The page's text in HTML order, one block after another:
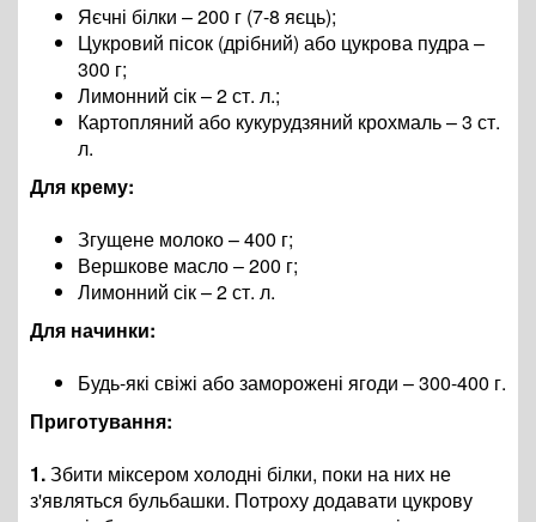
Яєчні білки – 200 г (7-8 яєць);
Цукровий пісок (дрібний) або цукрова пудра –
300 г;
Лимонний сік – 2 ст. л.;
Картопляний або кукурудзяний крохмаль – 3 ст.
л.
Для крему:
Згущене молоко – 400 г;
Вершкове масло – 200 г;
Лимонний сік – 2 ст. л.
Для начинки:
Будь-які свіжі або заморожені ягоди – 300-400 г.
Приготування:
1.Збити міксером холодні білки, поки на них не
з'являться бульбашки. Потроху додавати цукрову